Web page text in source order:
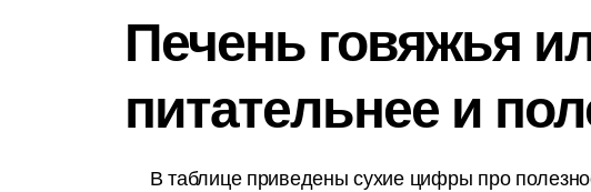
Печень говяжья
питательнее и
В таблице приведены сухие цифры про